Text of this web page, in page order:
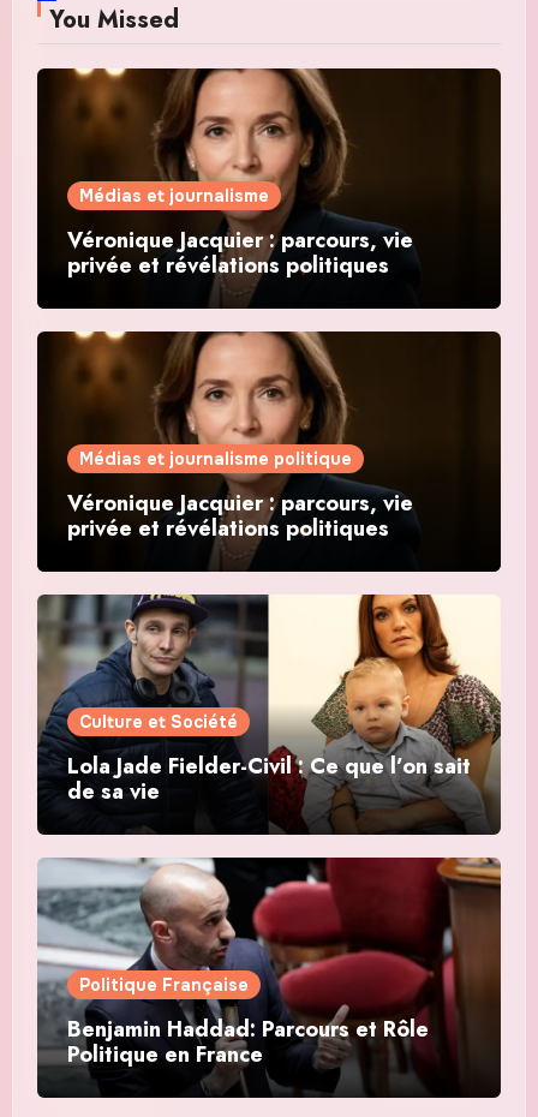
You Missed
Médias et journalisme
Véronique Jacquier : parcours, vie
privée et révélations politiques
Médias et journalisme politique
Véronique Jacquier : parcours, vie
privée et révélations politiques
Culture et Société
Lola Jade Fielder-Civil : Ce que l’on sait
de sa vie
Politique Française
Benjamin Haddad: Parcours et Rôle
Politique en France